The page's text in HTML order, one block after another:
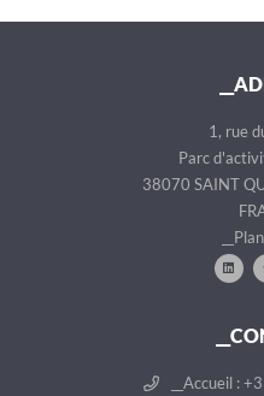
1, rue
Parc
38070 SAINT
__Accueil :